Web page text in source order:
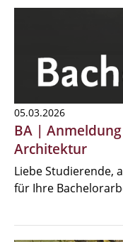
05.03.2026
BA |
Architektur
Liebe Studierende,
für Ihre